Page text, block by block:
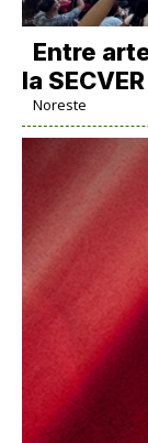
Entre
la
Noreste